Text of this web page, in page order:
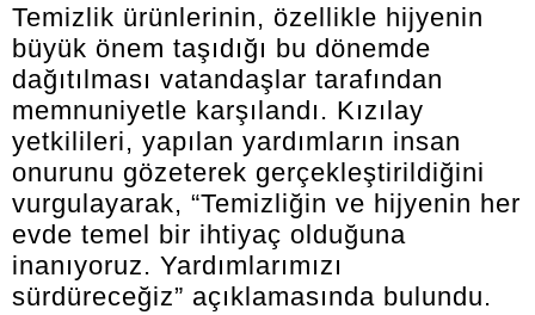
Temizlik ürünlerinin, özellikle hijyenin
büyük önem taşıdığı bu dönemde
dağıtılması vatandaşlar tarafından
memnuniyetle karşılandı. Kızılay
yetkilileri, yapılan yardımların insan
onurunu gözeterek gerçekleştirildiğini
vurgulayarak, “Temizliğin ve hijyenin her
evde temel bir ihtiyaç olduğuna
inanıyoruz. Yardımlarımızı
sürdüreceğiz” açıklamasında bulundu.